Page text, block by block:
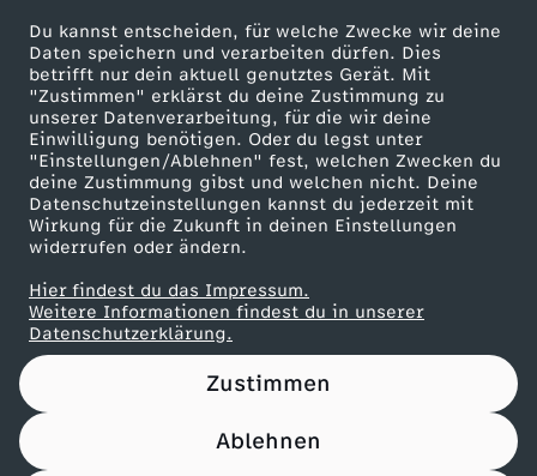
Du kannst entscheiden, für welche Zwecke wir deine
Daten speichern und verarbeiten dürfen. Dies
betrifft nur dein aktuell genutztes Gerät. Mit
"Zustimmen" erklärst du deine Zustimmung zu
unserer Datenverarbeitung, für die wir deine
Einwilligung benötigen. Oder du legst unter
"Einstellungen/Ablehnen" fest, welchen Zwecken du
deine Zustimmung gibst und welchen nicht. Deine
Datenschutzeinstellungen kannst du jederzeit mit
Wirkung für die Zukunft in deinen Einstellungen
widerrufen oder ändern.
Hier findest du das Impressum.
Weitere Informationen findest du in unserer
Datenschutzerklärung.
Zustimmen
Ablehnen
ZDF goes Schule
Werbefernsehen
Mainzelmännchen
Partner
Nutzungsbedingungen